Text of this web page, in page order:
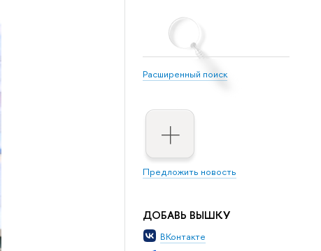
Расширенный поиск
Предложить новость
ДОБАВЬ ВЫШКУ
ВКонтакте